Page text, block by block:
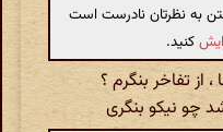
به نظرتان نادرست است
کنید.
از تفاخر بنگرم ؟
چو نیکو بنگری